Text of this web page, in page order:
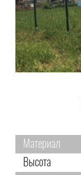
Материал
Высота